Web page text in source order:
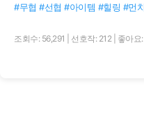
#무협 #선협 #아이템 #힐링 #먼
조회수: 56,291 선호작: 212 좋아요